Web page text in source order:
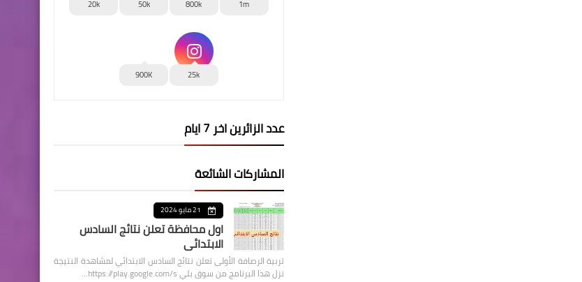
1m
800k
50k
20k
25k
900K
عدد الزائرين اخر 7 ايام
المشاركات الشائعة
21 مايو 2024
اول محافظة تعلن نتائج السادس
الابتدائي
تربية الرصافة الأولى تعلن نتائج السادس الابتدائي لمشاهدة النتيجة
نزل هذا البرنامج من سوق بلي https://play.google.com/s…